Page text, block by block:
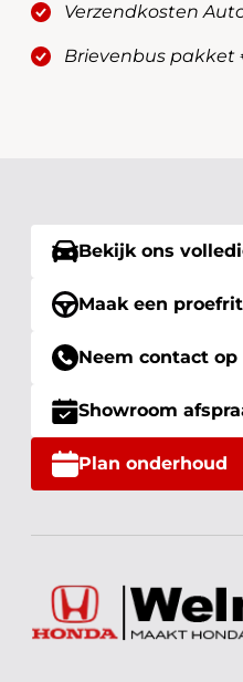
Verzendkosten
Brievenbus pakket
Bekijk ons
Maak een proefrit
Neem contact op
Showroom
Plan onderhoud